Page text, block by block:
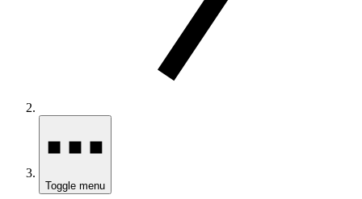
Toggle menu